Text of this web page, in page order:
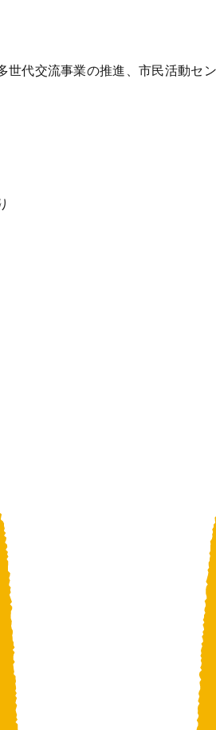
代交流事業の推進、市民活動セ